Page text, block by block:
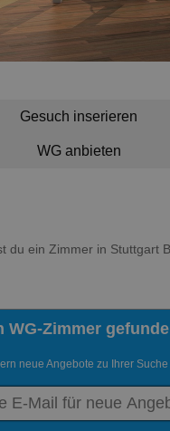
Gesuch inserieren
WG anbieten
ein Zimmer in
WG-Zimmer
neue Angebote zu Ihrer